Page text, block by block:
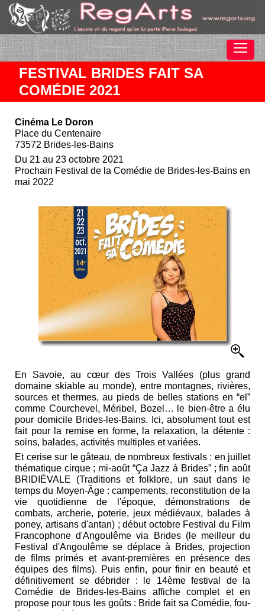
FESTIVAL BRIDES FAIT SA
COMÉDIE 2021
Cinéma Le Doron
Place du Centenaire
73572 Brides-les-Bains
Du 21 au 23 octobre 2021
Prochain Festival de la Comédie de Brides-les-Bains en
mai 2022
En Savoie, au cœur des Trois Vallées (plus grand
domaine skiable au monde), entre montagnes, rivières,
sources et thermes, au pieds de belles stations en “el”
comme Courchevel, Méribel, Bozel… le bien-être a élu
pour domicile Brides-les-Bains. Ici, absolument tout est
fait pour la remise en forme, la relaxation, la détente :
soins, balades, activités multiples et variées.
Et cerise sur le gâteau, de nombreux festivals : en juillet
thématique cirque ; mi-août “Ça Jazz à Brides” ; fin août
BRIDIÉVALE (Traditions et folklore, un saut dans le
temps du Moyen-Âge : campements, reconstitution de la
vie quotidienne de l'époque, démonstrations de
combats, archerie, poterie, jeux médiévaux, balades à
poney, artisans d'antan) ; début octobre Festival du Film
Francophone d'Angoulême via Brides (le meilleur du
Festival d'Angoulême se déplace à Brides, projection
de films primés et avant-premières en présence des
équipes des films). Puis enfin, pour finir en beauté et
définitivement se débrider : le 14ème festival de la
Comédie de Brides-les-Bains affiche complet et en
propose pour tous les goûts : Bride fait sa Comédie, fou-